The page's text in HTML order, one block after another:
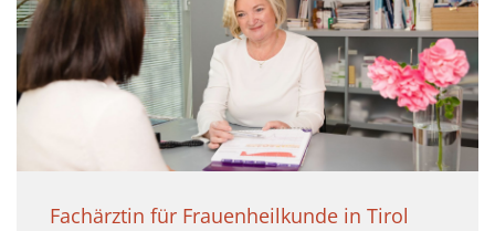
Fachärztin für Frauenheilkunde in Tirol